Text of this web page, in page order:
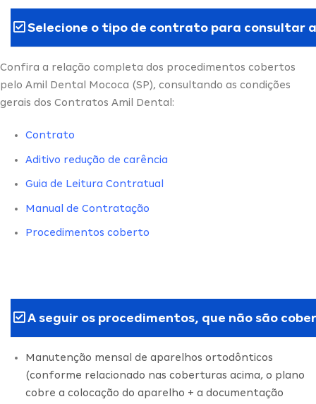
Selecione o tipo de contrato para consultar
Confira a relação completa dos procedimentos cobertos
pelo Amil Dental Mococa (SP), consultando as condições
gerais dos Contratos Amil Dental:
Contrato
Aditivo redução de carência
Guia de Leitura Contratual
Manual de Contratação
Procedimentos coberto
A seguir os procedimentos, que não são
Manutenção mensal de aparelhos ortodônticos
(conforme relacionado nas coberturas acima, o plano
cobre a colocação do aparelho + a documentação